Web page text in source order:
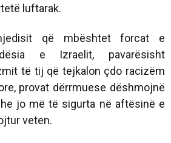
luftarak.
që mbështet forcat e
e Izraelit, pavarësisht
të tij që tejkalon çdo racizëm
provat dërrmuese dëshmojnë
jo më të sigurta në aftësinë e
veten.